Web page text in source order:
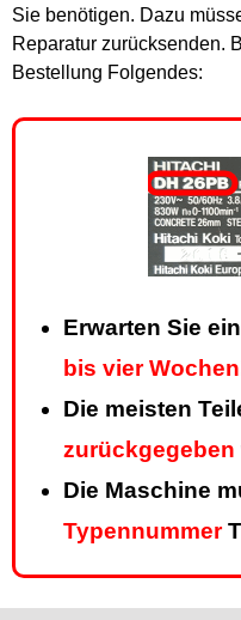
Sie benötigen. Dazu
Reparatur zurücksenden.
Bestellung Folgendes:
Erwarten Sie
bis vier Wochen
Die meisten
zurückgegeben
Die Maschine
Typennummer